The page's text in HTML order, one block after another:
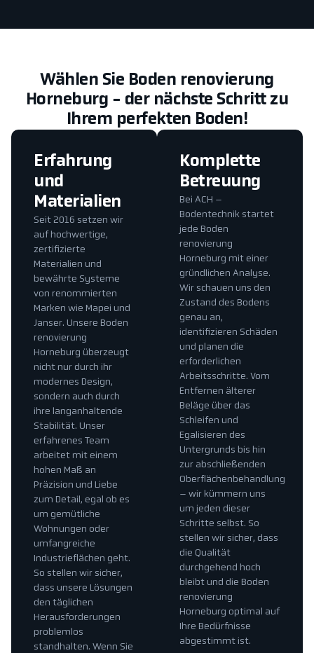
Wählen Sie Boden renovierung
Horneburg - der nächste Schritt zu
Ihrem perfekten Boden!
Komplette
Betreuung
Bei ACH –
Bodentechnik startet
jede Boden
renovierung
Horneburg mit einer
gründlichen Analyse.
Wir schauen uns den
Zustand des Bodens
genau an,
identifizieren Schäden
und planen die
erforderlichen
Arbeitsschritte. Vom
Entfernen älterer
Beläge über das
Schleifen und
Egalisieren des
Untergrunds bis hin
zur abschließenden
Oberflächenbehandlung
– wir kümmern uns
um jeden dieser
Schritte selbst. So
stellen wir sicher, dass
die Qualität
durchgehend hoch
bleibt und die Boden
renovierung
Horneburg optimal auf
Ihre Bedürfnisse
abgestimmt ist.
Erfahrung
und
Materialien
Seit 2016 setzen wir
auf hochwertige,
zertifizierte
Materialien und
bewährte Systeme
von renommierten
Marken wie Mapei und
Janser. Unsere Boden
renovierung
Horneburg überzeugt
nicht nur durch ihr
modernes Design,
sondern auch durch
ihre langanhaltende
Stabilität. Unser
erfahrenes Team
arbeitet mit einem
hohen Maß an
Präzision und Liebe
zum Detail, egal ob es
um gemütliche
Wohnungen oder
umfangreiche
Industrieflächen geht.
So stellen wir sicher,
dass unsere Lösungen
den täglichen
Herausforderungen
problemlos
standhalten. Wenn Sie